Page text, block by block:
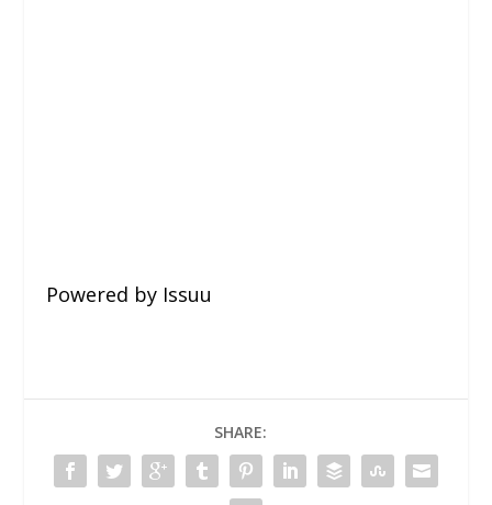
Powered by Issuu
SHARE: